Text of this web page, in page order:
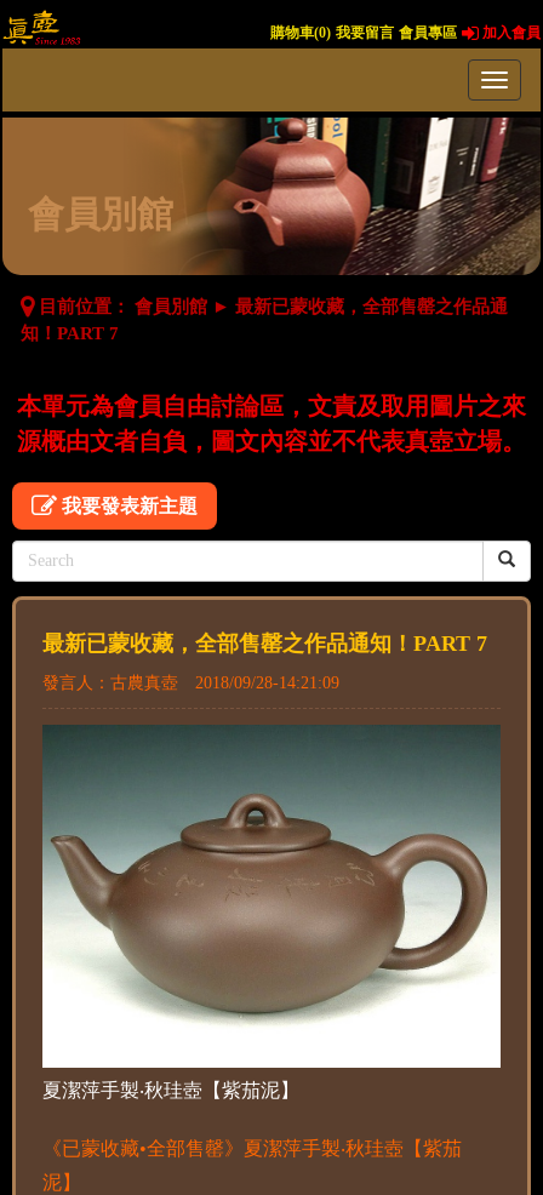
購物車(0) 我要留言 會員專區 加入會員
會員別館
目前位置：會員別館 ►最新已蒙收藏，全部售罄之作品通
知！PART 7
本單元為會員自由討論區，文責及取用圖片之來
源概由文者自負，圖文內容並不代表真壺立場。
我要發表新主題
最新已蒙收藏，全部售罄之作品通知！PART 7
發言人：古農真壺 2018/09/28-14:21:09
夏潔萍手製‧秋珪壺【紫茄泥】
《已蒙收藏•全部售罄》夏潔萍手製‧秋珪壺【紫茄
泥】